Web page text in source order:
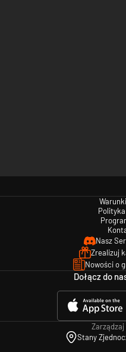
Nasz
Zrealizuj
Nowości o
Dołącz do
Stany